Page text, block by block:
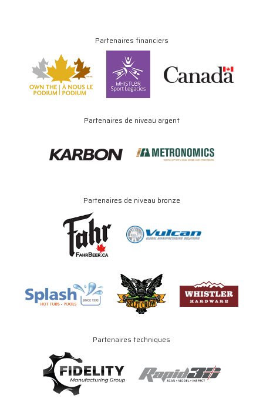
Partenaires financiers
Partenaires de niveau argent
Partenaires de niveau bronze
Partenaires techniques